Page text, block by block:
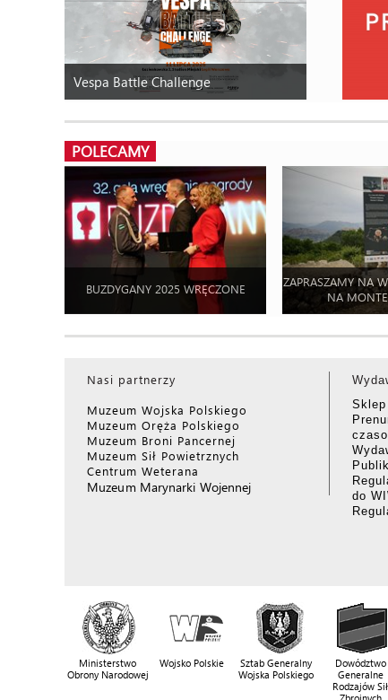
Vespa Battle Challenge
POLECAMY
BUZDYGANY 2025 WRĘCZONE
ZAPRASZAMY NA
NA
Nasi partnerzy
Muzeum Wojska Polskiego
Muzeum Oręża Polskiego
Muzeum Broni Pancernej
Muzeum Sił Powietrznych
Centrum Weterana
Muzeum Marynarki Wojennej
do
Ministerstwo
Obrony Narodowej
Wojsko Polskie
Sztab Generalny
Wojska Polskiego
Dowództwo
Generalne
Rodzajów Sił